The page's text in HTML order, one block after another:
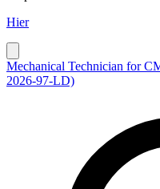
Hier
Mechanical Technician for
2026-97-LD)